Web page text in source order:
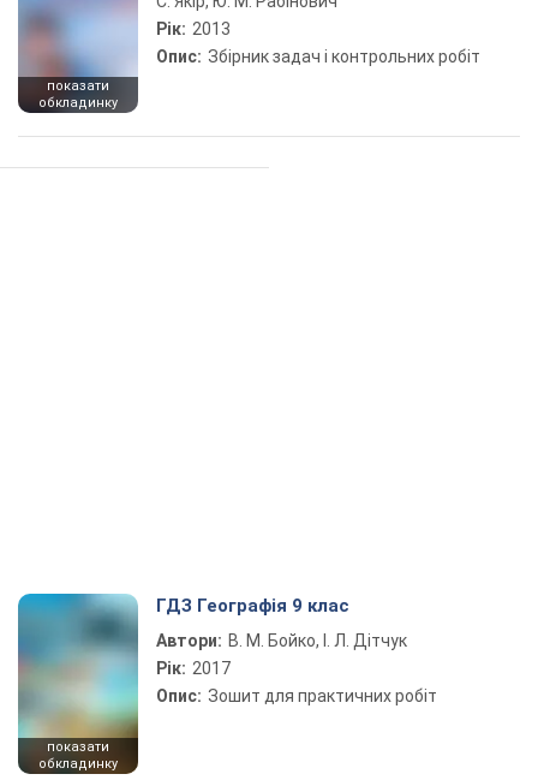
показати
обкладинку
Рік: 2013
Опис: Збірник задач і контрольних робіт
показати
обкладинку
ГДЗ Географія 9 клас
Автори: В. М. Бойко, І. Л. Дітчук
Рік: 2017
Опис: Зошит для практичних робіт